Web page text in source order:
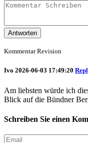
Antworten
Kommentar Revision
Ivo 2026-06-03 17:49:20
Am liebsten würde ich
Blick auf die Bündner
Schreiben Sie einen